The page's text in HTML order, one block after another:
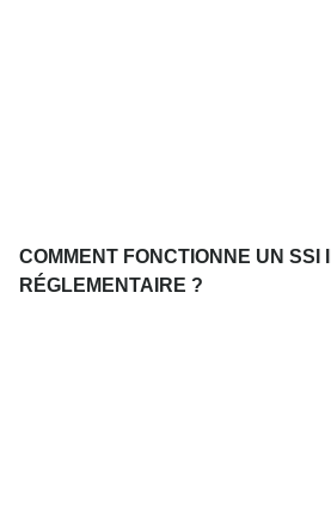
COMMENT FONCTIONNE UN SSI
RÉGLEMENTAIRE ?